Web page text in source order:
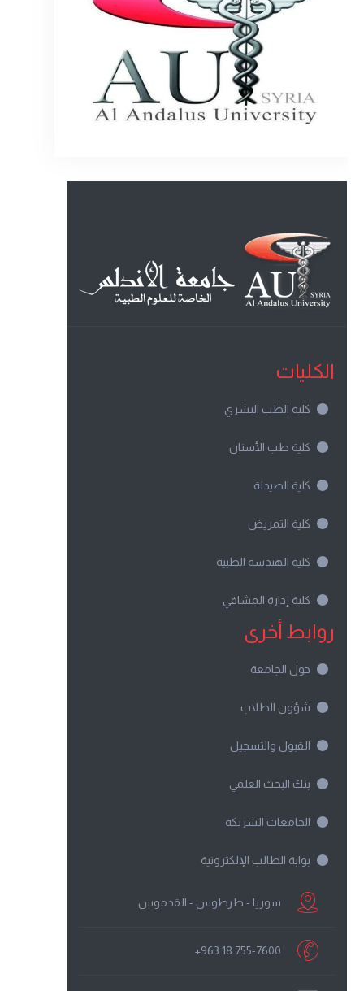
الكليات
كلية الطب البشري
كلية طب الأسنان
كلية الصيدلة
كلية التمريض
كلية الهندسة الطبية
كلية إدارة المشافي
روابط أخرى
حول الجامعة
شؤون الطلاب
القبول والتسجيل
بنك البحث العلمي
الجامعات الشريكة
بوابة الطالب الإلكترونية
سوريا - طرطوس - القدموس
+963 18 755-7600